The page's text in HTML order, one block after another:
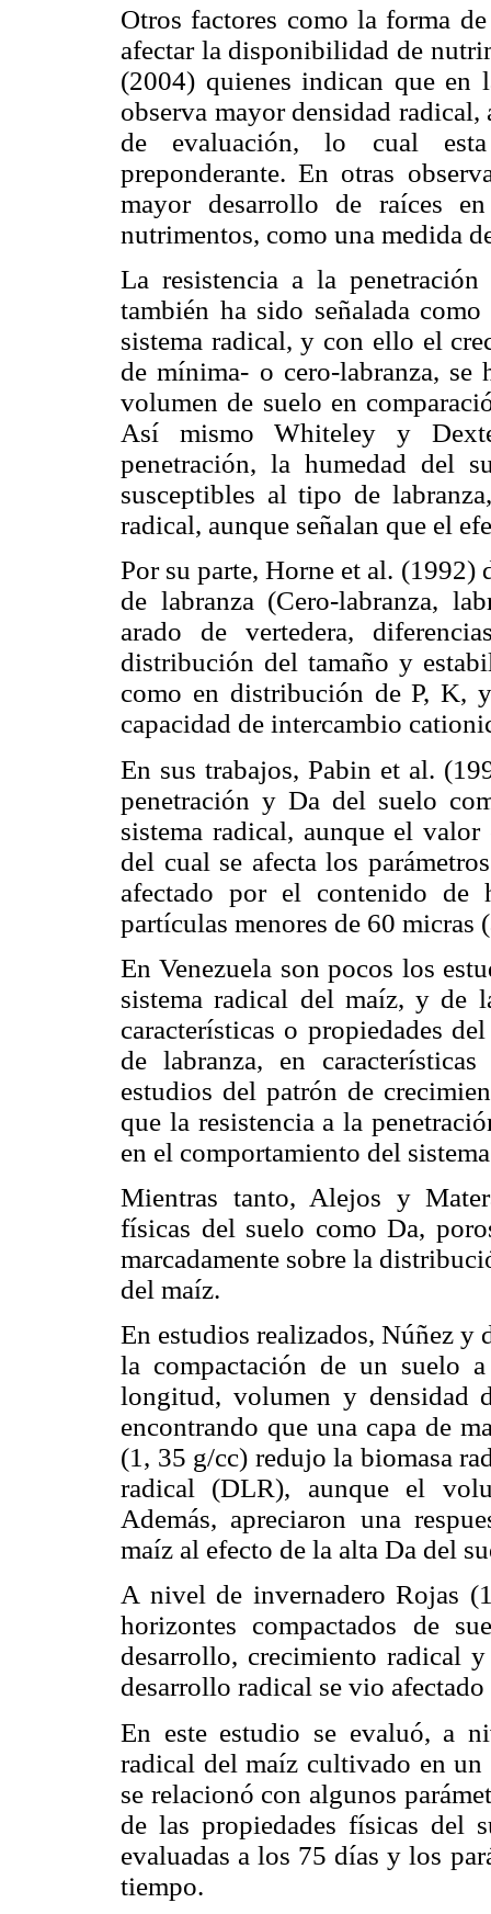
Otros factores como la forma
afectar la disponibilidad de
(2004) quienes indican que en
observa mayor densidad radical,
de evaluación, lo cual
preponderante. En otras
mayor desarrollo de raíces
nutrimentos, como una medida
La resistencia a la
también ha sido señalada
sistema radical, y con ello el
de mínima- o cero-labranza, se
volumen de suelo en
Así mismo Whiteley y
penetración, la humedad del
susceptibles al tipo de
radical, aunque señalan que el
Por su parte, Horne et al. (1992)
de labranza (Cero-labranza,
arado de vertedera,
distribución del tamaño y
como en distribución de P, K,
capacidad de intercambio
En sus trabajos, Pabin et al.
penetración y Da del suelo
sistema radical, aunque el
del cual se afecta los
afectado por el contenido de
partículas menores de 60
En Venezuela son pocos los
sistema radical del maíz, y de
características o propiedades
de labranza, en
estudios del patrón de
que la resistencia a la
en el comportamiento del
Mientras tanto, Alejos y
físicas del suelo como Da,
marcadamente sobre la
del maíz.
En estudios realizados, Núñez y
la compactación de un suelo
longitud, volumen y densidad
encontrando que una capa de
(1, 35 g/cc) redujo la biomasa
radical (DLR), aunque el
Además, apreciaron una
maíz al efecto de la alta Da del
A nivel de invernadero Rojas
horizontes compactados de
desarrollo, crecimiento radical
desa­rrollo radical se vio
En este estudio se evaluó, a
radical del maíz cultivado en
se relacionó con algunos
de las propiedades físicas del
evaluadas a los 75 días y los
tiempo.